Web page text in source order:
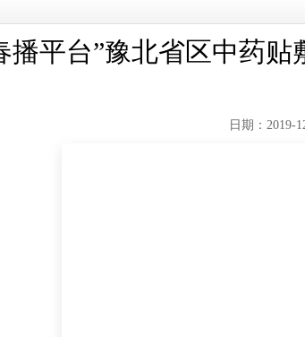
播平台”豫北省区中药
日期：